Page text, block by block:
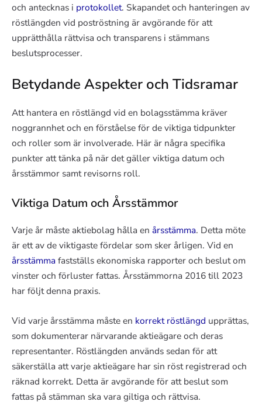
och antecknas i protokollet. Skapandet och hanteringen av
röstlängden vid poströstning är avgörande för att
upprätthålla rättvisa och transparens i stämmans
beslutsprocesser.
Betydande Aspekter och Tidsramar
Att hantera en röstlängd vid en bolagsstämma kräver
noggrannhet och en förståelse för de viktiga tidpunkter
och roller som är involverade. Här är några specifika
punkter att tänka på när det gäller viktiga datum och
årsstämmor samt revisorns roll.
Viktiga Datum och Årsstämmor
Varje år måste aktiebolag hålla en årsstämma. Detta möte
är ett av de viktigaste fördelar som sker årligen. Vid en
årsstämma fastställs ekonomiska rapporter och beslut om
vinster och förluster fattas. Årsstämmorna 2016 till 2023
har följt denna praxis.
Vid varje årsstämma måste en korrekt röstlängd upprättas,
som dokumenterar närvarande aktieägare och deras
representanter. Röstlängden används sedan för att
säkerställa att varje aktieägare har sin röst registrerad och
räknad korrekt. Detta är avgörande för att beslut som
fattas på stämman ska vara giltiga och rättvisa.